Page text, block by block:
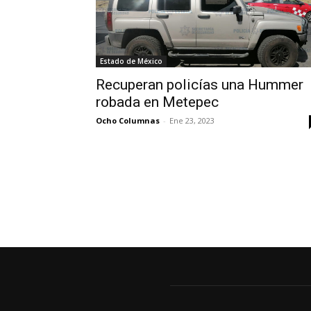
Estado de México
Recuperan policías una Hummer
robada en Metepec
Ocho Columnas - Ene 23, 2023